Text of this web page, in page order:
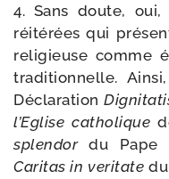
4. Sans doute,
réité­rées qui
reli­gieuse comme
tra­di­tion­nelle.
Déclaration
l’Eglise catho­lique
splen­dordu Pape
Caritas in veri­tate